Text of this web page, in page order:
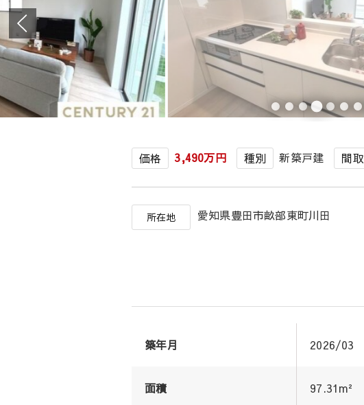
価格 3,490万円 種別 新築戸建 間取
所在地 愛知県豊田市畝部東町川田
築年月 2026/03
面積 97.31m²